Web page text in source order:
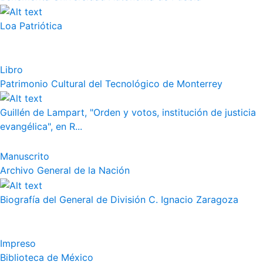
Loa Patriótica
Libro
Patrimonio Cultural del Tecnológico de Monterrey
Guillén de Lampart, "Orden y votos, institución de justicia
evangélica", en R...
Manuscrito
Archivo General de la Nación
Biografía del General de División C. Ignacio Zaragoza
Impreso
Biblioteca de México